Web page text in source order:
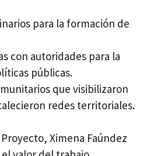
para la formación de
con autoridades para la
públicas.
que visibilizaron
redes territoriales.
Ximena Faúndez